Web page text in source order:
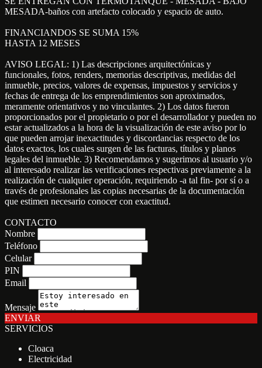
MESADA-baños con artefacto colocado y espacio de auto.
FINANCIANDOS SE SUMA 15%
HASTA 12 MESES
AVISO LEGAL: 1) Las descripciones arquitectónicas y
funcionales, fotos, renders, memorias descriptivas, medidas del
inmueble, precios, valores de expensas, impuestos y servicios y
fechas de entrega de los emprendimientos son aproximados,
meramente orientativos y no vinculantes. 2) Los datos fueron
proporcionados por el propietario o por el desarrollador y pueden no
estar actualizados a la hora de la visualización de este aviso por lo
que pueden arrojar inexactitudes y discordancias respecto de los
datos exactos, los cuales surgen de las facturas, títulos y planos
legales del inmueble. 3) Recomendamos y sugerimos al usuario y/o
al interesado realizar las verificaciones respectivas previamente a la
realización de cualquier operación, requiriendo -a tal fin- por sí o a
través de profesionales las copias necesarias de la documentación
que estimen necesario conocer con exactitud.
CONTACTO
Nombre
Teléfono
Celular
PIN
Email
Mensaje
ENVIAR
SERVICIOS
Cloaca
Electricidad